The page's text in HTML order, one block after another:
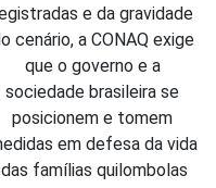
e da gravidade
cenário, a CONAQ exige
que o governo e a
sociedade brasileira se
posicionem e tomem
em defesa da vida
das famílias quilombolas